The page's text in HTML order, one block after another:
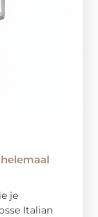
je
Italian